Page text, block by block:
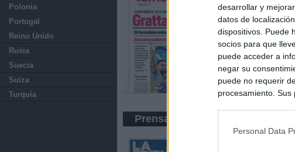
desarrollar y
datos de
dispositivos. Puede
socios para que
puede acceder a
negar su
puede no requerir
procesamiento.
Personal Data
Polonia
Portugal
Reino Unido
Rusia
Suecia
Suiza
Turquía
Prensa Económica